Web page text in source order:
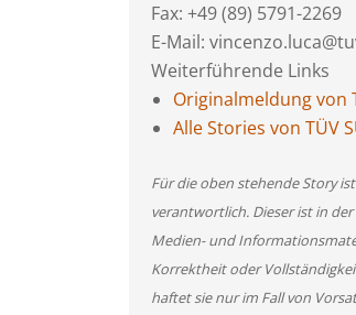
Fax: +49 (89) 5791-2269
E-Mail:
Weiterführende Links
Originalmeldung von
Alle Stories von TÜV
Für die oben stehende Story
verantwortlich. Dieser ist in
Medien- und
Korrektheit oder
haftet sie nur im Fall von